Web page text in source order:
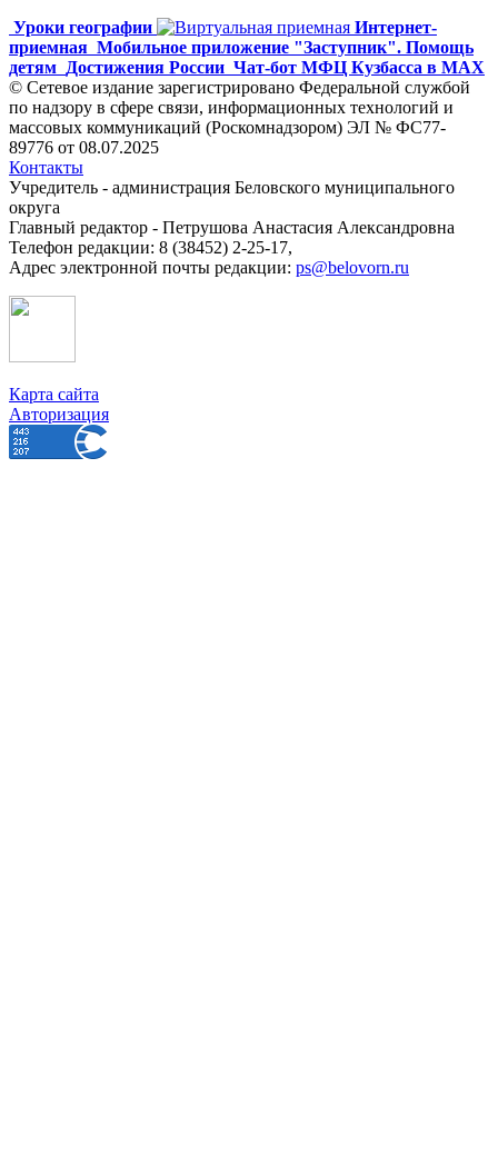
Уроки географии
Интернет-
приемная Мобильное приложение "Заступник". Помощь
детям Достижения России Чат-бот МФЦ Кузбасса в MAX
© Сетевое издание зарегистрировано Федеральной службой
по надзору в сфере связи, информационных технологий и
массовых коммуникаций (Роскомнадзором) ЭЛ № ФС77-
89776 от 08.07.2025
Контакты
Учредитель - администрация Беловского муниципального
округа
Главный редактор - Петрушова Анастасия Александровна
Телефон редакции: 8 (38452) 2-25-17,
Адрес электронной почты редакции: ps@belovorn.ru
Карта сайта
Авторизация